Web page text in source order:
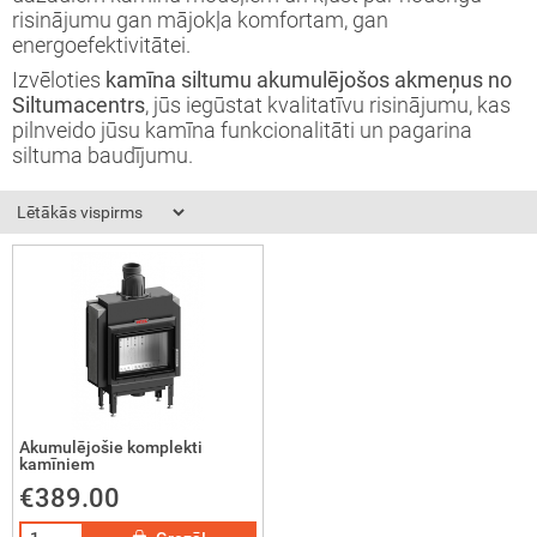
risinājumu gan mājokļa komfortam, gan
energoefektivitātei.
Izvēloties kamīna siltumu akumulējošos akmeņus no
Siltumacentrs, jūs iegūstat kvalitatīvu risinājumu, kas
pilnveido jūsu kamīna funkcionalitāti un pagarina
siltuma baudījumu.
Akumulējošie komplekti
kamīniem
€389.00
instrukcija
kamīns
konkurss